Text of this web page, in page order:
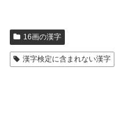
16画の漢字
漢字検定に含まれない漢字